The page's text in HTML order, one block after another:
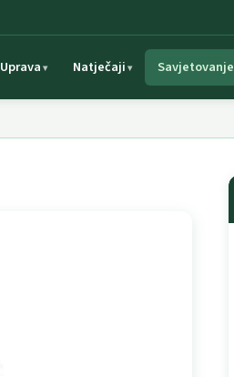
Uprava Natječaji Savjetovanje